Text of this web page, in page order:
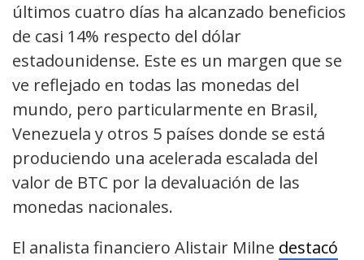
últimos cuatro días ha alcanzado beneficios
de casi 14% respecto del dólar
estadounidense. Este es un margen que se
ve reflejado en todas las monedas del
mundo, pero particularmente en Brasil,
Venezuela y otros 5 países donde se está
produciendo una acelerada escalada del
valor de BTC por la devaluación de las
monedas nacionales.
El analista financiero Alistair Milne destacó